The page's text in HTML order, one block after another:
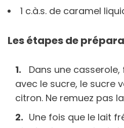
1 c.à.s. de caramel
Les étapes de
Dans une
avec le sucre, le sucre
citron. Ne remuez pas
Une fois que le lait